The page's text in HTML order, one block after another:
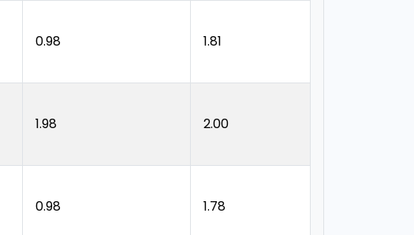
0.98 1.81
1.98 2.00
0.98 1.78